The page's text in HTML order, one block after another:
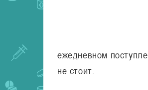
ежедневном
не стоит.